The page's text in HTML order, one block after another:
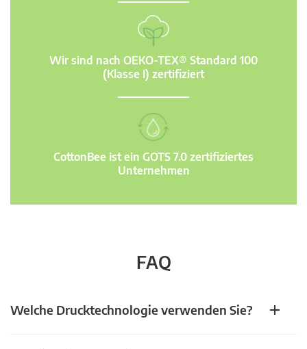
Wir sind nach OEKO-TEX® Standard 100
(Klasse I) zertifiziert
CottonBee ist ein GOTS 7.0 zertifiziertes
Unternehmen
FAQ
Welche Drucktechnologie verwenden Sie?